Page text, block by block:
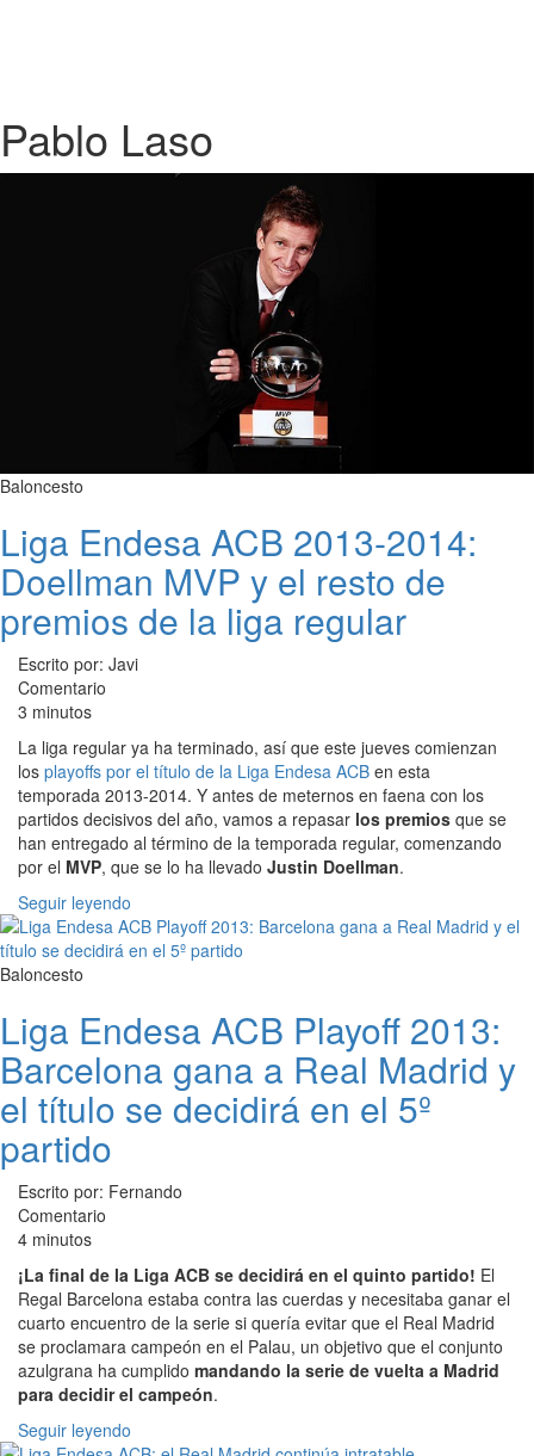
Pablo Laso
Baloncesto
Liga Endesa ACB 2013-2014:
Doellman MVP y el resto de
premios de la liga regular
Escrito por: Javi
Comentario
3 minutos
La liga regular ya ha terminado, así que este jueves comienzan
los playoffs por el título de la Liga Endesa ACB en esta
temporada 2013-2014. Y antes de meternos en faena con los
partidos decisivos del año, vamos a repasar los premios que se
han entregado al término de la temporada regular, comenzando
por el MVP, que se lo ha llevado Justin Doellman.
Seguir leyendo
Baloncesto
Liga Endesa ACB Playoff 2013:
Barcelona gana a Real Madrid y
el título se decidirá en el 5º
partido
Escrito por: Fernando
Comentario
4 minutos
¡La final de la Liga ACB se decidirá en el quinto partido! El
Regal Barcelona estaba contra las cuerdas y necesitaba ganar el
cuarto encuentro de la serie si quería evitar que el Real Madrid
se proclamara campeón en el Palau, un objetivo que el conjunto
azulgrana ha cumplido mandando la serie de vuelta a Madrid
para decidir el campeón.
Seguir leyendo